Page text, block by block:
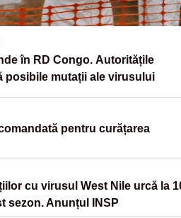
în RD Congo. Autoritățile
posibile mutații ale virusului
pentru curățarea
cu virusul West Nile urcă la
sezon. Anunțul INSP